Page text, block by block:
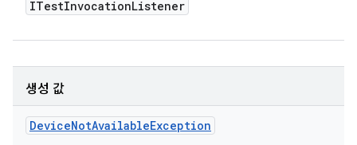
ITestInvocationListener
생성 값
DeviceNotAvailableException